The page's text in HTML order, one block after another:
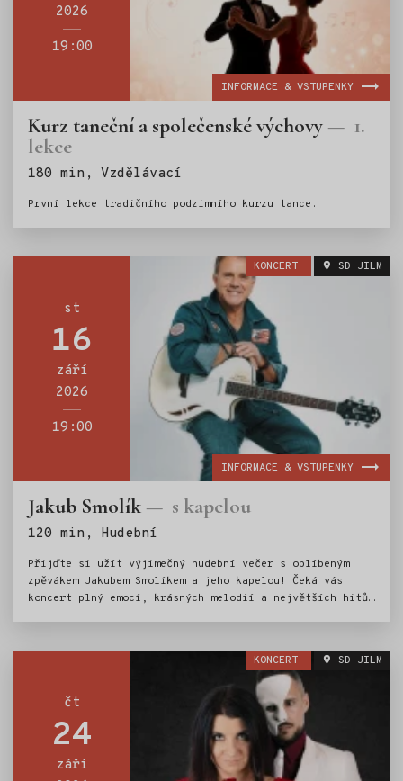
2026
19:00
Kurz taneční a společenské výchovy 1.
lekce
180 min, Vzdělávací
První lekce tradičního podzimního kurzu tance.
INFORMACE & VSTUPENKY
st
16
září
2026
19:00
KONCERT SD JILM
Jakub Smolík s kapelou
120 min, Hudební
Přijďte si užít výjimečný hudební večer s oblíbeným
zpěvákem Jakubem Smolíkem a jeho kapelou! Čeká vás
koncert plný emocí, krásných melodií a největších hitů,
Jilemnice.
INFORMACE & VSTUPENKY
čt
24
září
KONCERT SD JILM